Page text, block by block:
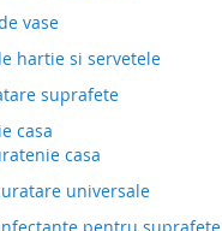
vase
hartie si servetele
suprafete
casa
casa
universale